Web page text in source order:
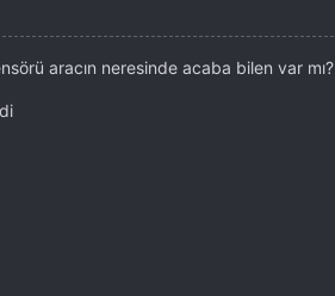
aracın neresinde acaba bilen var mı?